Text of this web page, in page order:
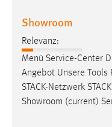
Showroom
Relevanz:
Menü Service-Center
Angebot Unsere Tools
STACK-Netzwerk
Showroom (current)